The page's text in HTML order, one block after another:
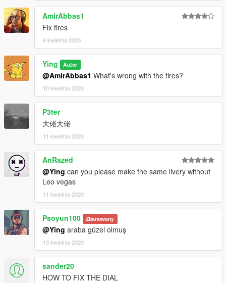
AmirAbbas1
Fix tires
9 kwietnia 2020
Ying Autor
@AmirAbbas1 What's wrong with the tires?
10 kwietnia 2020
P3ter
大佬大佬
11 kwietnia 2020
AnRazed
@Ying can you please make the same livery without
Leo vegas
11 kwietnia 2020
Psoyun100 Zbanowany
@Ying araba güzel olmuş
13 kwietnia 2020
sander20
HOW TO FIX THE DIAL